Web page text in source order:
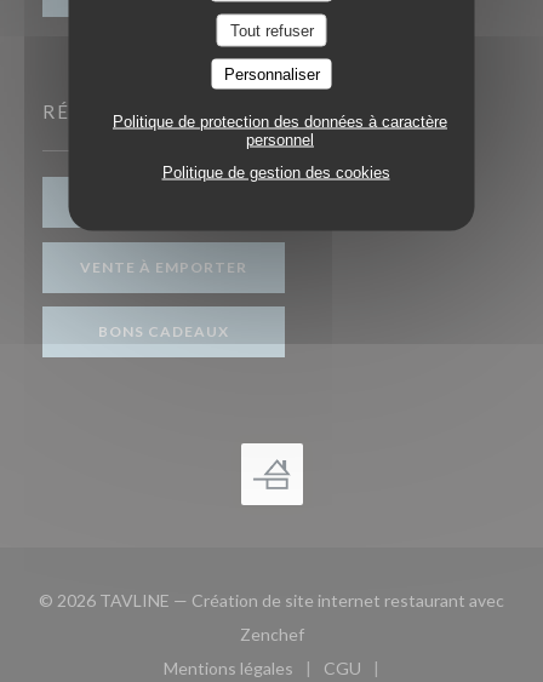
Tout refuser
Personnaliser
Politique de protection des données à caractère
personnel
Politique de gestion des cookies
RÉSERVATION
VENTE À EMPORTER
BONS CADEAUX
© 2026 TAVLINE — Création de site internet restaurant avec
Zenchef((ouvre une nouvelle fenêtre))
Mentions légales
CGU